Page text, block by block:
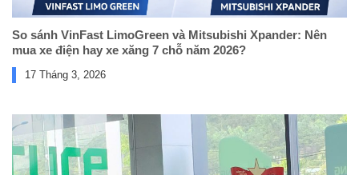
So sánh VinFast LimoGreen và Mitsubishi Xpander: Nên
mua xe điện hay xe xăng 7 chỗ năm 2026?
17 Tháng 3, 2026